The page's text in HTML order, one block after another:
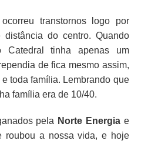
transtornos logo por
distância do centro. Quando
Catedral tinha apenas um
de fica mesmo assim,
toda família. Lembrando que
família era de 10/40.
pela Norte Energiae
roubou a nossa vida, e hoje